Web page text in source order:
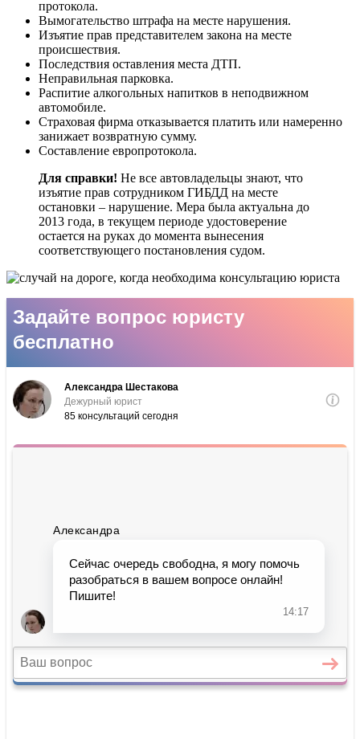
протокола.
Вымогательство штрафа на месте нарушения.
Изъятие прав представителем закона на месте
происшествия.
Последствия оставления места ДТП.
Неправильная парковка.
Распитие алкогольных напитков в неподвижном
автомобиле.
Страховая фирма отказывается платить или намеренно
занижает возвратную сумму.
Составление европротокола.
Для справки! Не все автовладельцы знают, что
изъятие прав сотрудником ГИБДД на месте
остановки – нарушение. Мера была актуальна до
2013 года, в текущем периоде удостоверение
остается на руках до момента вынесения
соответствующего постановления судом.